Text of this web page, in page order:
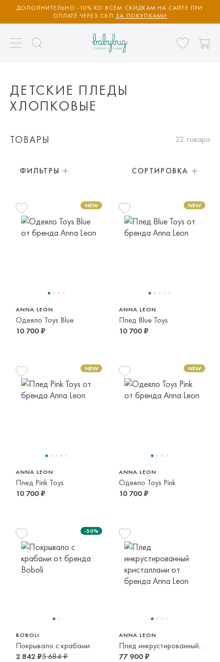
ДОПОЛНИТЕЛЬНО -10% КО ВСЕМ СКИДКАМ НА САЙТЕ ПРИ
ОПЛАТЕ ЧЕРЕЗ СБП ЗА ПОКУПКАМИ
ДЕТСКИЕ ПЛЕДЫ
ХЛОПКОВЫЕ
ТОВАРЫ 22 товара
ФИЛЬТРЫ СОРТИРОВКА
ANNA LEON
Одеяло Toys Blue
10 700 ₽
ANNA LEON
Плед Blue Toys
10 700 ₽
ANNA LEON
Плед Pink Toys
10 700 ₽
ANNA LEON
Одеяло Toys Pink
10 700 ₽
-50%
BOBOLI
Покрывало с крабами
2 842 ₽5 684 ₽
ANNA LEON
Плед инкрустированный кристаллами
77 900 ₽